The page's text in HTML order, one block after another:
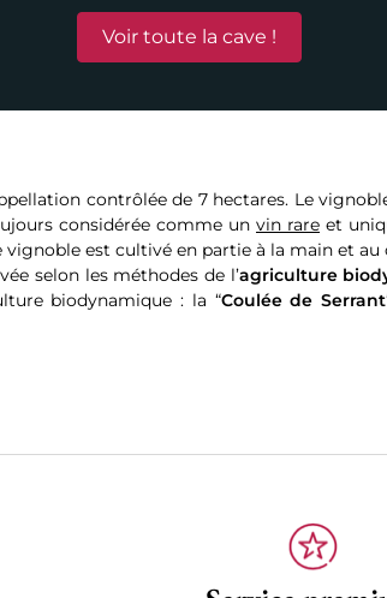
Voir toute la cave !
contrôlée de 7 hectares. Le
considérée comme un vin rare et
vignoble est cultivé en partie à la main et au
selon les méthodes de l’agriculture
biodynamique : la “Coulée de Serrant